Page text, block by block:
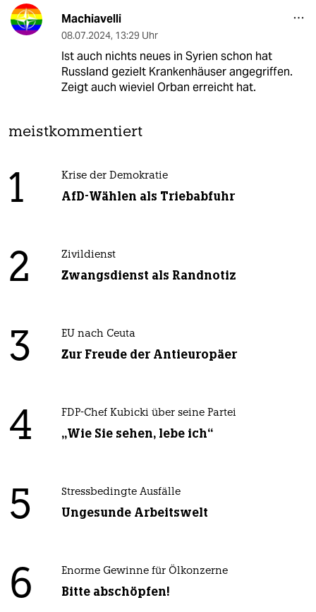
Machiavelli
08.07.2024, 13:29 Uhr
Ist auch nichts neues in Syrien schon hat
Russland gezielt Krankenhäuser angegriffen.
Zeigt auch wieviel Orban erreicht hat.
meistkommentiert
1 Krise der Demokratie
AfD-Wählen als Triebabfuhr
2 Zivildienst
Zwangsdienst als Randnotiz
3 EU nach Ceuta
Zur Freude der Antieuropäer
4 FDP-Chef Kubicki über seine Partei
„Wie Sie sehen, lebe ich“
5 Stressbedingte Ausfälle
Ungesunde Arbeitswelt
6 Enorme Gewinne für Ölkonzerne
Bitte abschöpfen!